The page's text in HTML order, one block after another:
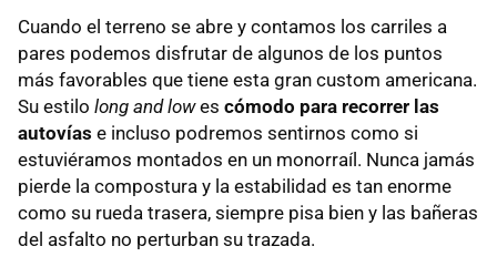
Cuando el terreno se abre y contamos los carriles a
pares podemos disfrutar de algunos de los puntos
más favorables que tiene esta gran custom americana.
Su estilo long and lowes cómodo para recorrer las
autovías e incluso podremos sentirnos como si
estuviéramos montados en un monorraíl. Nunca jamás
pierde la compostura y la estabilidad es tan enorme
como su rueda trasera, siempre pisa bien y las bañeras
del asfalto no perturban su trazada.